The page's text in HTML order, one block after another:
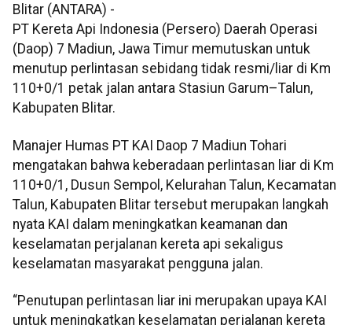
Blitar (ANTARA) -
PT Kereta Api Indonesia (Persero) Daerah Operasi
(Daop) 7 Madiun, Jawa Timur memutuskan untuk
menutup perlintasan sebidang tidak resmi/liar di Km
110+0/1 petak jalan antara Stasiun Garum–Talun,
Kabupaten Blitar.
Manajer Humas PT KAI Daop 7 Madiun Tohari
mengatakan bahwa keberadaan perlintasan liar di Km
110+0/1, Dusun Sempol, Kelurahan Talun, Kecamatan
Talun, Kabupaten Blitar tersebut merupakan langkah
nyata KAI dalam meningkatkan keamanan dan
keselamatan perjalanan kereta api sekaligus
keselamatan masyarakat pengguna jalan.
“Penutupan perlintasan liar ini merupakan upaya KAI
untuk meningkatkan keselamatan perjalanan kereta